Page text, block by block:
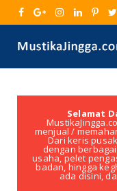
Selamat
menjual /
Dari keris
dengan
usaha, pelet
badan, hingga
ada disini,